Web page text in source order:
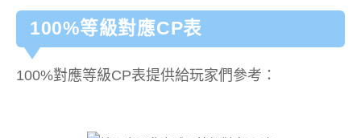
100%等級對應CP表
100%對應等級CP表提供給玩家們參考：